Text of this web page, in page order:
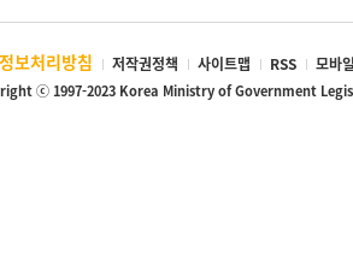
보처리방침 저작권정책 사이트맵 RSS 모바
ⓒ 1997-2023 Korea Ministry of Government